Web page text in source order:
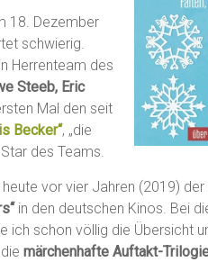
18. Dezember
schwierig.
Herrenteam des
Steeb, Eric
Mal den seit
Becker“, „die
des Teams.
vor vier Jahren (2019) der
in den deutschen Kinos. Bei
ich schon völlig die Übersicht
märchenhafte Auftakt-